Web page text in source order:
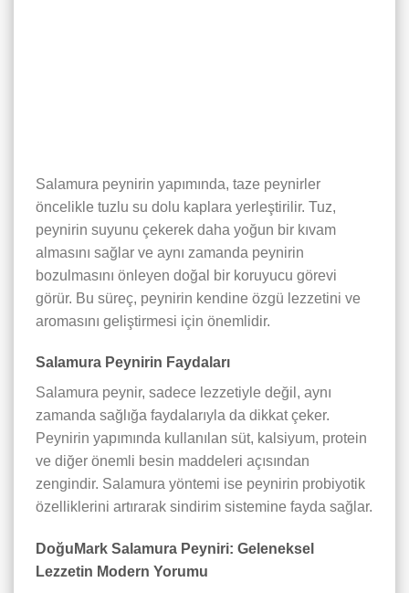
Salamura peynirin yapımında, taze peynirler
öncelikle tuzlu su dolu kaplara yerleştirilir. Tuz,
peynirin suyunu çekerek daha yoğun bir kıvam
almasını sağlar ve aynı zamanda peynirin
bozulmasını önleyen doğal bir koruyucu görevi
görür. Bu süreç, peynirin kendine özgü lezzetini ve
aromasını geliştirmesi için önemlidir.
Salamura Peynirin Faydaları
Salamura peynir, sadece lezzetiyle değil, aynı
zamanda sağlığa faydalarıyla da dikkat çeker.
Peynirin yapımında kullanılan süt, kalsiyum, protein
ve diğer önemli besin maddeleri açısından
zengindir. Salamura yöntemi ise peynirin probiyotik
özelliklerini artırarak sindirim sistemine fayda sağlar.
DoğuMark Salamura Peyniri: Geleneksel
Lezzetin Modern Yorumu